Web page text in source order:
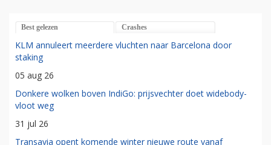
Best gelezen Crashes
KLM annuleert meerdere vluchten naar Barcelona door
staking
05 aug 26
Donkere wolken boven IndiGo: prijsvechter doet widebody-
vloot weg
31 jul 26
Transavia opent komende winter nieuwe route vanaf